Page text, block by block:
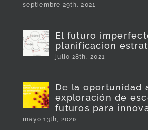
septiembre 29th, 2021
El futuro
planificación
julio 28th, 2021
De la oportunidad
exploración de
futuros para
mayo 13th, 2020